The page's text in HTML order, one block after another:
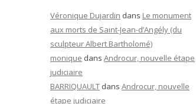
Véronique Dujardin dans Le monument
aux morts de Saint-Jean-d’Angély (du
sculpteur Albert Bartholomé)
monique dans Androcur, nouvelle étape
judiciaire
BARRIQUAULT dans Androcur, nouvelle
étape judiciaire